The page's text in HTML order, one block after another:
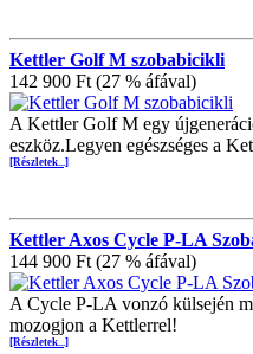
Kettler Golf M szobabicikli
142 900 Ft (27 % áfával)
A Kettler Golf M egy
eszköz.Legyen egészséges a
[Részletek...]
Kettler Axos Cycle P-LA
144 900 Ft (27 % áfával)
A Cycle P-LA vonzó külsején
mozogjon a Kettlerrel!
[Részletek...]